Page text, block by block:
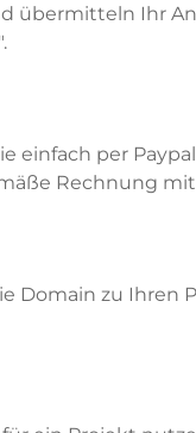
übermitteln Ihr
einfach per
Rechnung
Domain zu Ihren